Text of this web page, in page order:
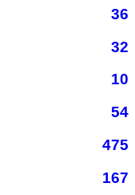
36
32
10
54
475
167